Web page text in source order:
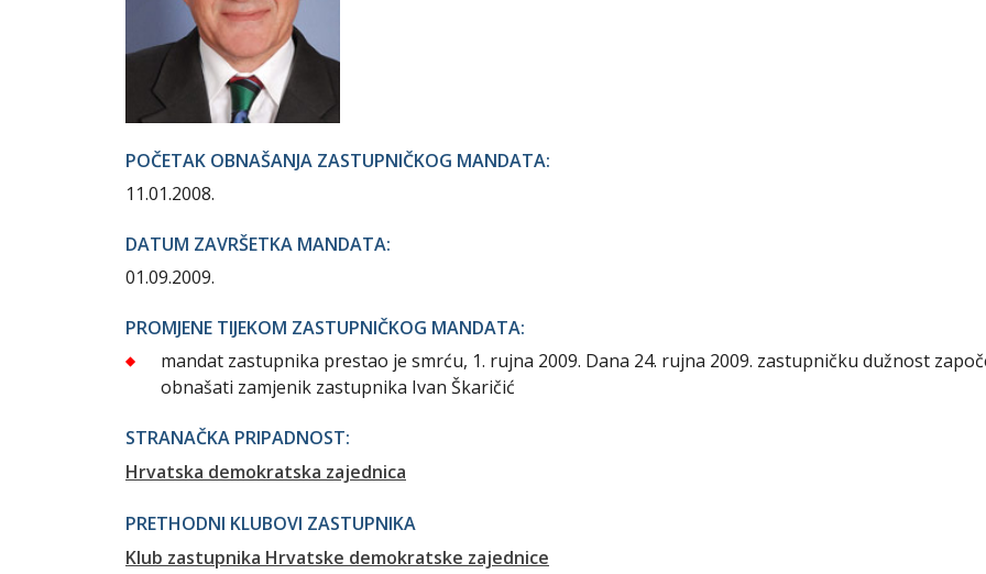
POČETAK OBNAŠANJA ZASTUPNIČKOG MANDATA:
11.01.2008.
DATUM ZAVRŠETKA MANDATA:
01.09.2009.
PROMJENE TIJEKOM ZASTUPNIČKOG MANDATA:
mandat zastupnika prestao je smrću, 1. rujna 2009. Dana 24. rujna 2009. zastupničku dužnost
obnašati zamjenik zastupnika Ivan Škaričić
STRANAČKA PRIPADNOST:
Hrvatska demokratska zajednica
PRETHODNI KLUBOVI ZASTUPNIKA
Klub zastupnika Hrvatske demokratske zajednice